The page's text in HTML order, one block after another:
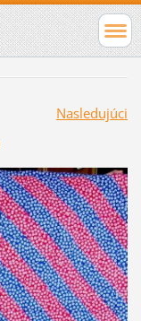
Nasledujúci